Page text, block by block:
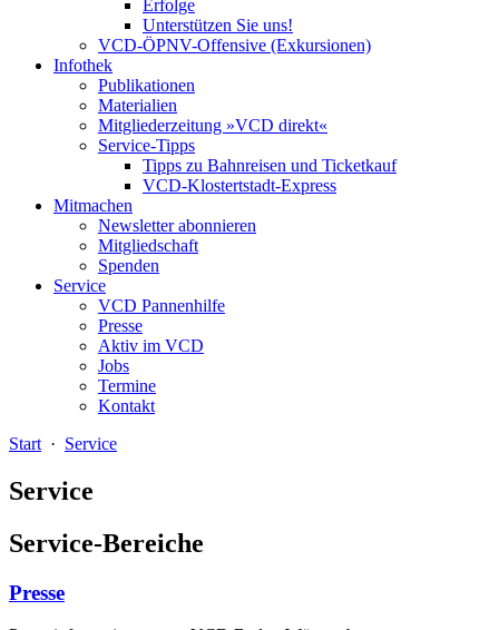
Erfolge
Unterstützen Sie uns!
VCD-ÖPNV-Offensive (Exkursionen)
Infothek
Publikationen
Materialien
Mitgliederzeitung »VCD direkt«
Service-Tipps
Tipps zu Bahnreisen und Ticketkauf
VCD-Klostertstadt-Express
Mitmachen
Newsletter abonnieren
Mitgliedschaft
Spenden
Service
VCD Pannenhilfe
Presse
Aktiv im VCD
Jobs
Termine
Kontakt
Start · Service
Service
Service-Bereiche
Presse